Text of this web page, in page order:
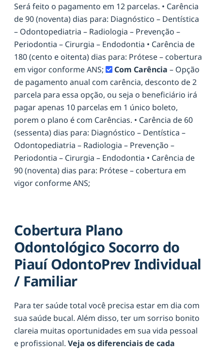
Será feito o pagamento em 12 parcelas. • Carência
de 90 (noventa) dias para: Diagnóstico – Dentística
– Odontopediatria – Radiologia – Prevenção –
Periodontia – Cirurgia – Endodontia • Carência de
180 (cento e oitenta) dias para: Prótese – cobertura
em vigor conforme ANS;
Com Carência – Opção
de pagamento anual com carência, desconto de 2
parcela para essa opção, ou seja o beneficiário irá
pagar apenas 10 parcelas em 1 único boleto,
porem o plano é com Carências. • Carência de 60
(sessenta) dias para: Diagnóstico – Dentística –
Odontopediatria – Radiologia – Prevenção –
Periodontia – Cirurgia – Endodontia • Carência de
90 (noventa) dias para: Prótese – cobertura em
vigor conforme ANS;
Cobertura Plano
Odontológico Socorro do
Piauí OdontoPrev Individual
/ Familiar
Para ter saúde total você precisa estar em dia com
sua saúde bucal. Além disso, ter um sorriso bonito
clareia muitas oportunidades em sua vida pessoal
e profissional. Veja os diferenciais de cada